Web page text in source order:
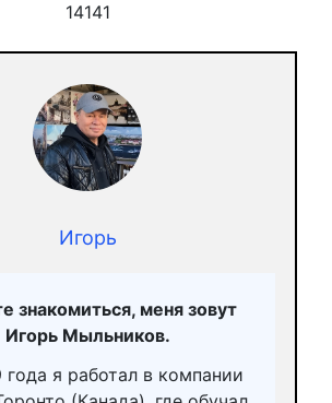
14141
Игорь
знакомиться, меня зовут
Игорь Мыльников.
я работал в компании